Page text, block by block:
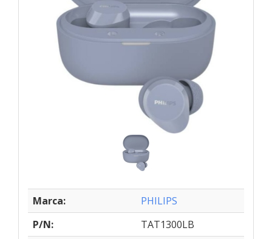
Marca:
PHILIPS
P/N:
TAT1300LB